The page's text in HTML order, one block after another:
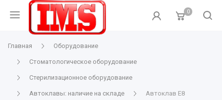
0
Главная Оборудование
Стоматологическое оборудование
Стерилизационное оборудование
Автоклавы: наличие на складе Автоклав E8